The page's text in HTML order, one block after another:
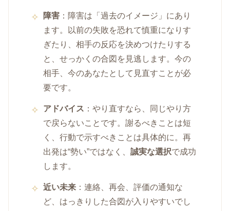
障害 ：障害は「過去のイメージ」にあり
ます。以前の失敗を恐れて慎重になりす
ぎたり、相手の反応を決めつけたりする
と、せっかくの合図を見逃します。今の
相手、今のあなたとして見直すことが必
要です。
アドバイス ：やり直すなら、同じやり方
で戻らないことです。謝るべきことは短
く、行動で示すべきことは具体的に。再
出発は“勢い”ではなく、誠実な選択で成功
します。
近い未来 ：連絡、再会、評価の通知な
ど、はっきりした合図が入りやすいでし